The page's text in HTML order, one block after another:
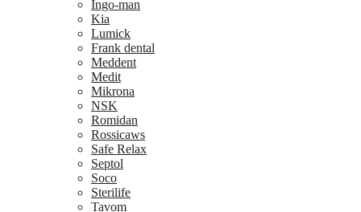
Ingo-man
Kia
Lumick
Frank dental
Meddent
Medit
Mikrona
NSK
Romidan
Rossicaws
Safe Relax
Septol
Soco
Sterilife
Tavom